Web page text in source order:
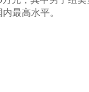
最高水平。